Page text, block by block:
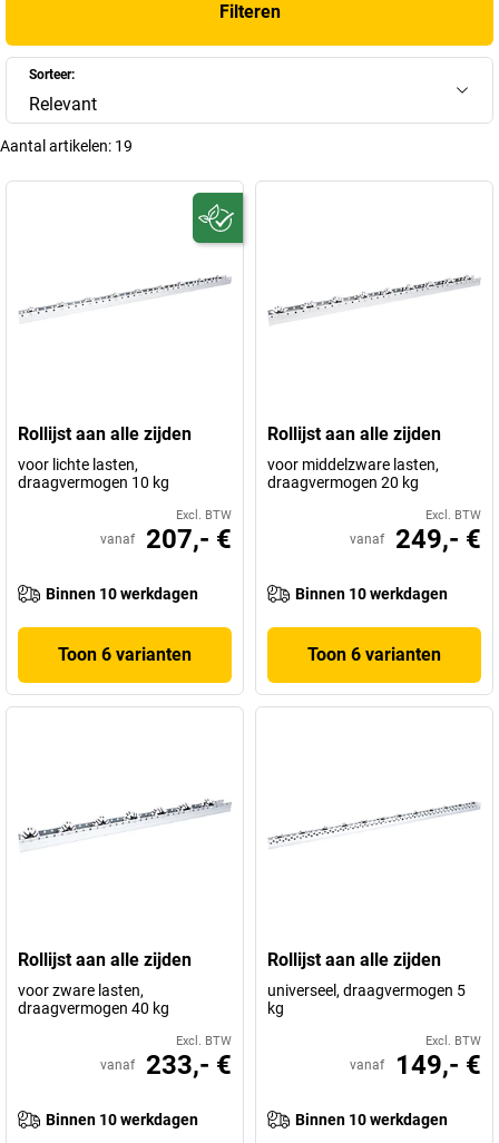
Filteren
Sorteer:
Relevant
Aantal artikelen: 19
Rollijst aan alle zijden
voor lichte lasten,
draagvermogen 10 kg
Excl. BTW
vanaf 207,- €
Binnen 10 werkdagen
Toon 6 varianten
Rollijst aan alle zijden
voor middelzware lasten,
draagvermogen 20 kg
Excl. BTW
vanaf 249,- €
Binnen 10 werkdagen
Toon 6 varianten
Rollijst aan alle zijden
voor zware lasten,
draagvermogen 40 kg
Excl. BTW
vanaf 233,- €
Binnen 10 werkdagen
Rollijst aan alle zijden
universeel, draagvermogen 5
kg
Excl. BTW
vanaf 149,- €
Binnen 10 werkdagen